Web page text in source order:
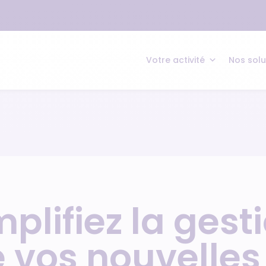
Votre activité Nos
la